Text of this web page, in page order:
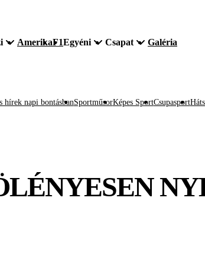
AmerikaF1Egyéni Csapat Galéria
hírek napi bontásbanSportműsorKépes SportCsupasport